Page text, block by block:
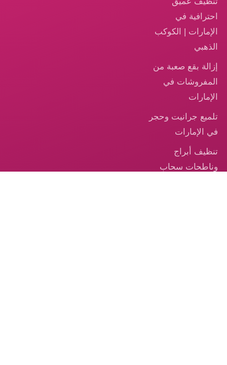
احترافية في
الإمارات | الكوكب
الذهبي
إزالة بقع صعبة من
المفروشات في
الإمارات
تلميع جرانيت وحجر
في الإمارات
تنظيف أبراج
وناطحات سحاب